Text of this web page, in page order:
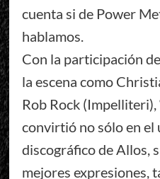
cuenta si de Power
hablamos.
Con la participación
la escena como
Rob Rock (Impelliteri),
convirtió no sólo en
discográfico de Allos,
mejores expresiones,